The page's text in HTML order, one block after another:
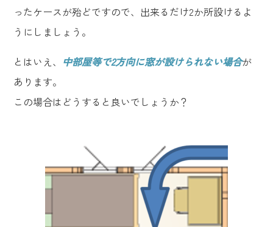
ったケースが殆どですので、出来るだけ2か所設けるよ
うにしましょう。
とはいえ、 中部屋等で2方向に窓が設けられない場合が
あります。
この場合はどうすると良いでしょうか？